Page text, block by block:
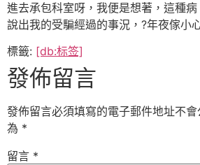
進去承包科室呀，我便是想著，這種病
說出我的受騙經過的事況，?年夜傢小
標籤: [db:标签]
發佈留言
發佈留言必須填寫的電子郵件地址不會
為 *
留言 *